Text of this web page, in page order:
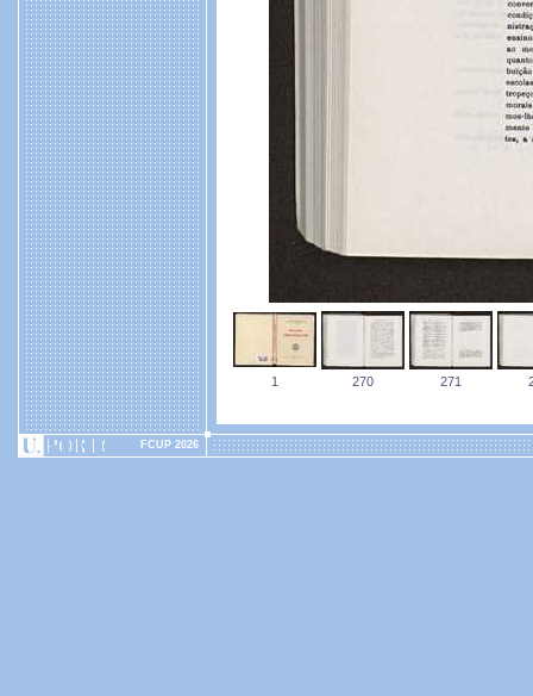
1 270 271
FCUP 2026